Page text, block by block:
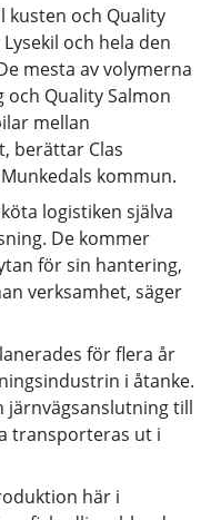
kusten och Quality
och hela den
mesta av volymerna
Quality Salmon
mellan
berättar Clas
kommun.
logistiken själva
De kommer
för sin hantering,
verksamhet, säger
för flera år
i åtanke.
järnvägsanslutning till
transporteras ut i
här i